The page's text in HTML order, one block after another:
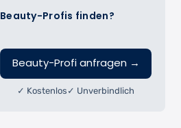
Beauty-Profis finden?
Beauty-Profi anfragen →
✓ Kostenlos ✓ Unverbindlich